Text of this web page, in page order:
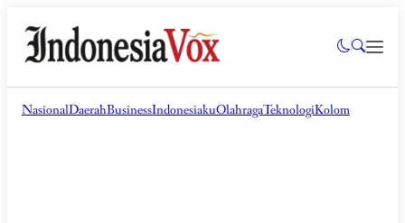
NasionalDaerahBusinessIndonesiakuOlahragaTeknologiKolom